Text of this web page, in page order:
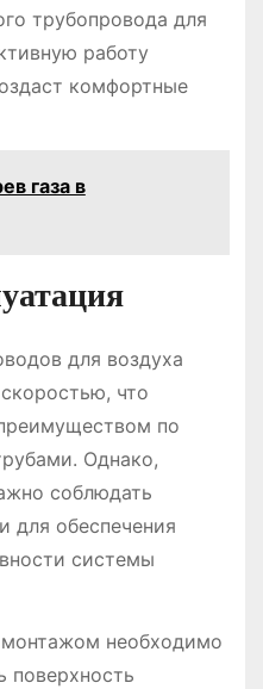
трубопровода для
работу
комфортные
газа в
для воздуха
что
по
Однако,
соблюдать
для обеспечения
системы
необходимо
поверхность